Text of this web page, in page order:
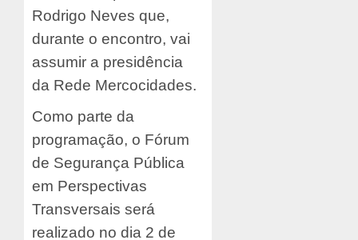
Rodrigo Neves que,
durante o encontro, vai
assumir a presidência
da Rede Mercocidades.
Como parte da
programação, o Fórum
de Segurança Pública
em Perspectivas
Transversais será
realizado no dia 2 de